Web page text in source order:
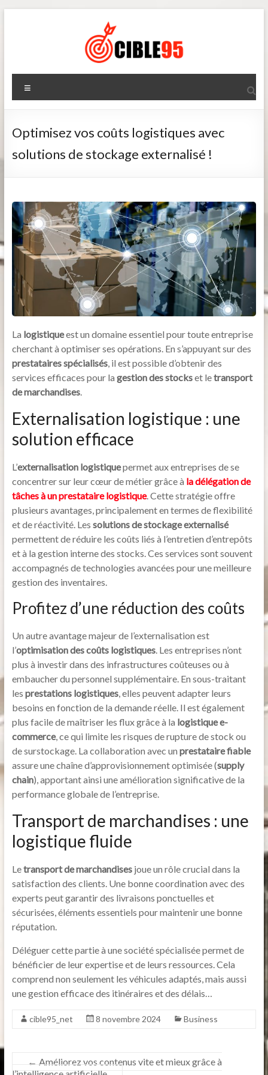
Cible95
Optimisez vos coûts logistiques avec
solutions de stockage externalisé !
La logistiqueest un domaine essentiel pour toute entreprise
cherchant à optimiser ses opérations. En s’appuyant sur des
prestataires spécialisés, il est possible d’obtenir des
services efficaces pour la gestion des stockset letransport
de marchandises.
Externalisation logistique : une
solution efficace
L’externalisation logistiquepermet aux entreprises de se
concentrer sur leur cœur de métier grâce à la délégation de
tâches à un prestataire logistique. Cette stratégie offre
plusieurs avantages, principalement en termes de flexibilité
et de réactivité. Les solutions de stockage externalisé
permettent de réduire les coûts liés à l’entretien d’entrepôts
et à la gestion interne des stocks. Ces services sont souvent
accompagnés de technologies avancées pour une meilleure
gestion des inventaires.
Profitez d’une réduction des coûts
Un autre avantage majeur de l’externalisation est
l’optimisation des coûts logistiques. Les entreprises n’ont
plus à investir dans des infrastructures coûteuses ou à
embaucher du personnel supplémentaire. En sous-traitant
les prestations logistiques, elles peuvent adapter leurs
besoins en fonction de la demande réelle. Il est également
plus facile de maîtriser les flux grâce à la logistique e-
commerce, ce qui limite les risques de rupture de stock ou
de surstockage. La collaboration avec un prestataire fiable
assure une chaîne d’approvisionnement optimisée (supply
chain), apportant ainsi une amélioration significative de la
performance globale de l’entreprise.
Transport de marchandises : une
logistique fluide
Letransport de marchandisesjoue un rôle crucial dans la
satisfaction des clients. Une bonne coordination avec des
experts peut garantir des livraisons ponctuelles et
sécurisées, éléments essentiels pour maintenir une bonne
réputation.
Déléguer cette partie à une société spécialisée permet de
bénéficier de leur expertise et de leurs ressources. Cela
comprend non seulement les véhicules adaptés, mais aussi
une gestion efficace des itinéraires et des délais…
cible95_net 8 novembre 2024 Business
← Améliorez vos contenus vite et mieux grâce à